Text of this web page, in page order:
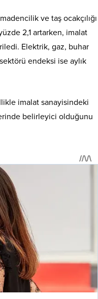
ve taş ocakçılığı
2,1 artarken, imalat
Elektrik, gaz, buhar
endeksi ise aylık
imalat sanayisindeki
belirleyici olduğunu